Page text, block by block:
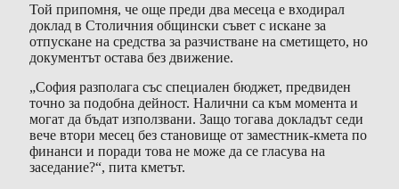
Той припомня, че още преди два месеца е входирал
доклад в Столичния общински съвет с искане за
отпускане на средства за разчистване на сметището, но
документът остава без движение.
„София разполага със специален бюджет, предвиден
точно за подобна дейност. Налични са към момента и
могат да бъдат използвани. Защо тогава докладът седи
вече втори месец без становище от заместник-кмета по
финанси и поради това не може да се гласува на
заседание?“, пита кметът.